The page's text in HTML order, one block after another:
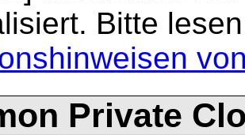
Bitte
Private